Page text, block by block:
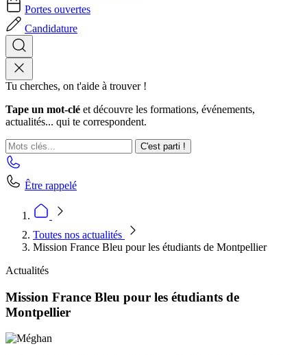
Portes ouvertes
Candidature
Tu cherches, on t'aide à trouver !
Tape un mot-clé et découvre les formations, événements,
actualités... qui te correspondent.
C'est parti !
Être rappelé
Toutes nos actualités
Mission France Bleu pour les étudiants de Montpellier
Actualités
Mission France Bleu pour les étudiants de
Montpellier